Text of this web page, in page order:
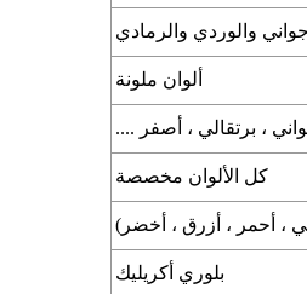
والوردي والرمادي
ألوان ملونة
كل الألوان مخصصة
، أحمر ، أزرق ، أخضر)
بلوري أكريليك